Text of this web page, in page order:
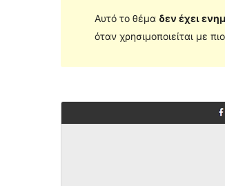
Αυτό το θέμα δεν έχει
όταν χρησιμοποιείται με